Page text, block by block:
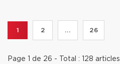
1 2 ... 26
Page 1 de 26 - Total : 128 articles